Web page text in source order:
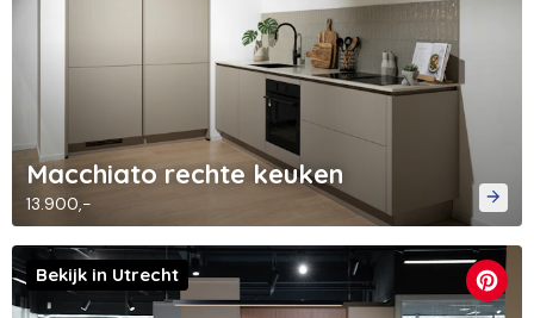
Macchiato rechte keuken
13.900,-
Bekijk in Utrecht